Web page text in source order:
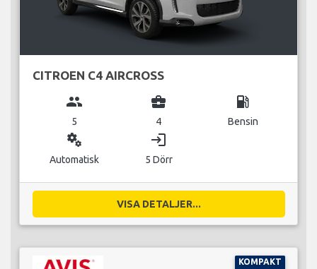
CITROEN C4 AIRCROSS
group
5
business_center
4
local_gas_station
Bensin
miscellaneous_services
Automatisk
login
5 Dörr
VISA DETALJER...
KOMPAKT